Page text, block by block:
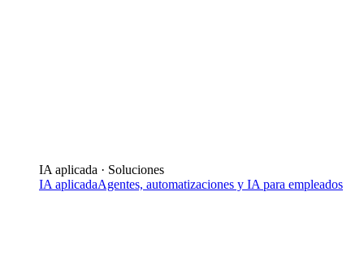
IA aplicada · Soluciones
IA aplicadaAgentes, automatizaciones y IA para empleados